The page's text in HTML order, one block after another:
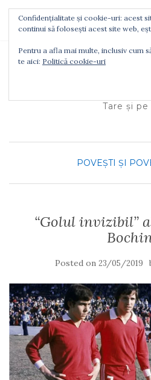
TOGGLE NAVIGATION
Ionuţ
Tare şi pe
POVEŞTI ŞI
“Golul invizibil”
Posted on 23/05/2019
Confidențialitate și cookie-uri: acest
continui să folosești acest site web,
Pentru a afla mai multe, inclusiv cum
te aici: Politică cookie-uri